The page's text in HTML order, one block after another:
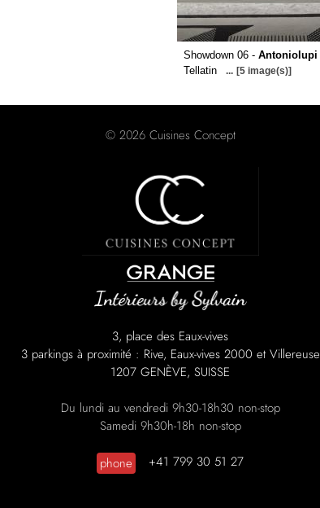
Showdown 06 - Antoniolupi
Tellatin
... [5 image(s)]
© 2026 Cuisines Concept
3, place des Eaux-vives
3 parkings à proximité : Rive, Eaux-vives 2000 et Villereuse
1207 GENÈVE, SUISSE
Du lundi au vendredi 9h30-18h30 non-stop
Samedi 9h30h-18h non-stop
phone +41 799 30 51 27